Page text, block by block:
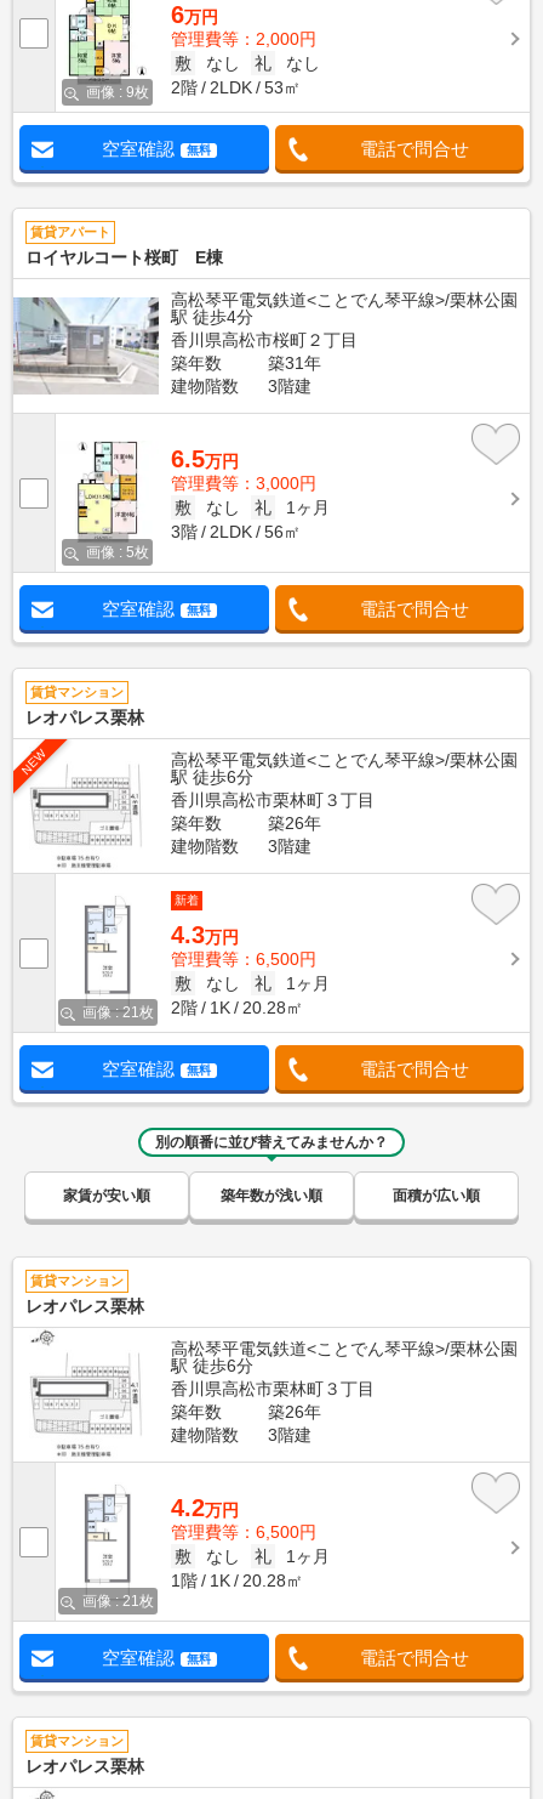
画像 : 9枚
6万円
管理費等：2,000円
敷
なし 礼
なし
2階
2LDK 53㎡
空室確認 無料 電話で問合せ
賃貸アパート
ロイヤルコート桜町 E棟
高松琴平電気鉄道<ことでん琴平線>/栗林公園
駅 徒歩4分
香川県高松市桜町２丁目
築年数
築31年
建物階数
3階建
画像 : 5枚
6.5万円
管理費等：3,000円
敷
なし 礼
1ヶ月
3階
2LDK 56㎡
空室確認 無料 電話で問合せ
賃貸マンション
レオパレス栗林
NEW
高松琴平電気鉄道<ことでん琴平線>/栗林公園
駅 徒歩6分
香川県高松市栗林町３丁目
築年数
築26年
建物階数
3階建
画像 : 21枚
新着
4.3万円
管理費等：6,500円
敷
なし 礼
1ヶ月
2階
1K 20.28㎡
空室確認 無料 電話で問合せ
別の順番に並び替えてみませんか？
家賃が安い順 築年数が浅い順 面積が広い順
賃貸マンション
レオパレス栗林
高松琴平電気鉄道<ことでん琴平線>/栗林公園
駅 徒歩6分
香川県高松市栗林町３丁目
築年数
築26年
建物階数
3階建
画像 : 21枚
4.2万円
管理費等：6,500円
敷
なし 礼
1ヶ月
1階
1K 20.28㎡
空室確認 無料 電話で問合せ
賃貸マンション
レオパレス栗林